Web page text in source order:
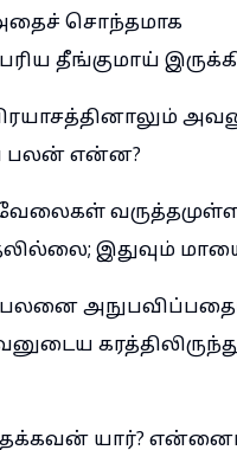
அதைச் சொந்தமாக
தீங்குமாய்
பலன் என்ன?
இதுவும்
பலனை
கரத்திலிருந்து
யார்?